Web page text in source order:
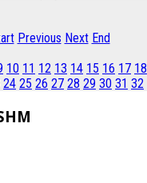
Previous Next End
10 11 12 13 14 15 16 17 18
24 25 26 27 28 29 30 31 32